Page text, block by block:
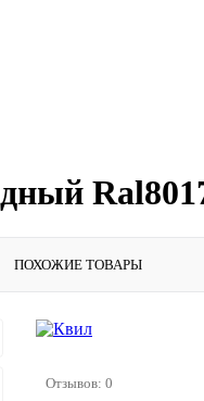
ПОХОЖИЕ ТОВАРЫ
Отзывов: 0